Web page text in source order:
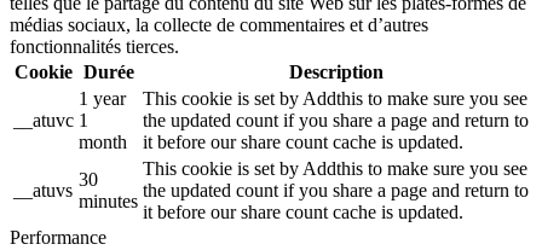
médias sociaux, la collecte de commentaires et d’autres
fonctionnalités tierces.
Cookie Durée Description
__atuvc
1 year
1
month
This cookie is set by Addthis to make sure you see
the updated count if you share a page and return to
it before our share count cache is updated.
__atuvs
30
minutes
This cookie is set by Addthis to make sure you see
the updated count if you share a page and return to
it before our share count cache is updated.
Performance